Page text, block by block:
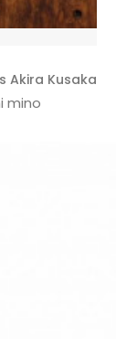
Akira Kusaka
mino